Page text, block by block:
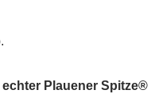
Plauener Spitze®